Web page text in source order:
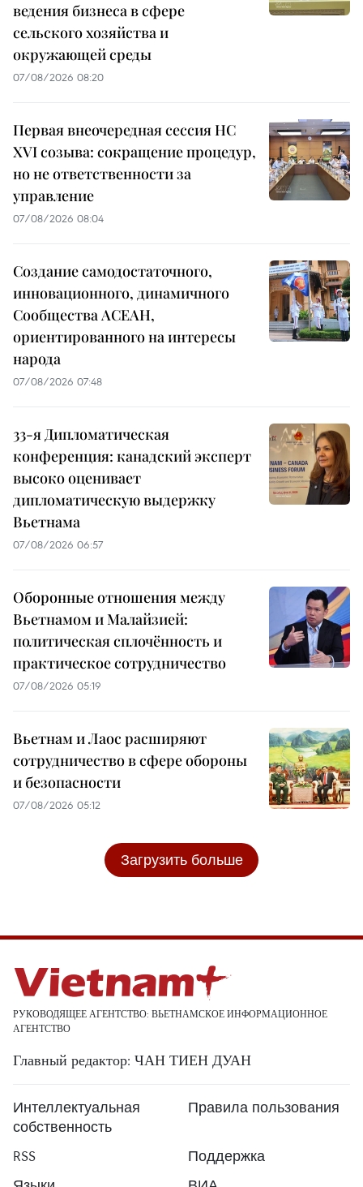
ведения бизнеса в сфере
сельского хозяйства и
окружающей среды
07/08/2026 08:20
Первая внеочередная сессия НС
XVI созыва: сокращение процедур,
но не ответственности за
управление
07/08/2026 08:04
Создание самодостаточного,
инновационного, динамичного
Сообщества АСЕАН,
ориентированного на интересы
народа
07/08/2026 07:48
33-я Дипломатическая
конференция: канадский эксперт
высоко оценивает
дипломатическую выдержку
Вьетнама
07/08/2026 06:57
Оборонные отношения между
Вьетнамом и Малайзией:
политическая сплочённость и
практическое сотрудничество
07/08/2026 05:19
Вьетнам и Лаос расширяют
сотрудничество в сфере обороны
и безопасности
07/08/2026 05:12
Загрузить больше
РУКОВОДЯЩЕЕ АГЕНТСТВО: ВЬЕТНАМСКОЕ ИНФОРМАЦИОННОЕ
АГЕНТСТВО
Главный редактор: ЧАН ТИЕН ДУАН
Интеллектуальная
собственность
Правила пользования
RSS
Поддержка